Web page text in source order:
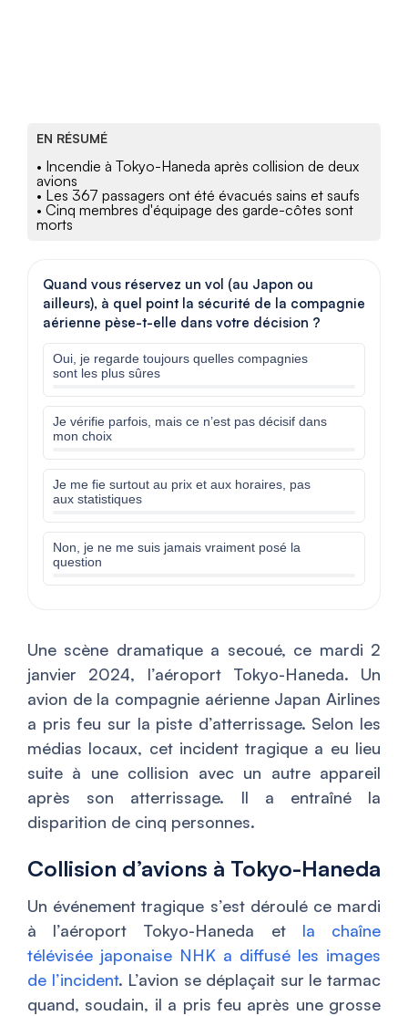
EN RÉSUMÉ
• Incendie à Tokyo-Haneda après collision de deux
avions
• Les 367 passagers ont été évacués sains et saufs
• Cinq membres d'équipage des garde-côtes sont
morts
Quand vous réservez un vol (au Japon ou
ailleurs), à quel point la sécurité de la compagnie
aérienne pèse-t-elle dans votre décision ?
Oui, je regarde toujours quelles compagnies
sont les plus sûres
Je vérifie parfois, mais ce n’est pas décisif dans
mon choix
Je me fie surtout au prix et aux horaires, pas
aux statistiques
Non, je ne me suis jamais vraiment posé la
question
Une scène dramatique a secoué, ce mardi 2
janvier 2024, l’aéroport Tokyo-Haneda. Un
avion de la compagnie aérienne Japan Airlines
a pris feu sur la piste d’atterrissage. Selon les
médias locaux, cet incident tragique a eu lieu
suite à une collision avec un autre appareil
après son atterrissage. Il a entraîné la
disparition de cinq personnes.
Collision d’avions à Tokyo-Haneda
Un événement tragique s’est déroulé ce mardi
à l’aéroport Tokyo-Haneda etla chaîne
télévisée japonaise NHK a diffusé les images
de l’incident. L’avion se déplaçait sur le tarmac
quand, soudain, il a pris feu après une grosse